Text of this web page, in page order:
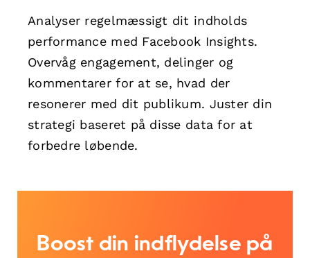
Analyser regelmæssigt dit indholds
performance med Facebook Insights.
Overvåg engagement, delinger og
kommentarer for at se, hvad der
resonerer med dit publikum. Juster din
strategi baseret på disse data for at
forbedre løbende.
Boost din indflydelse på